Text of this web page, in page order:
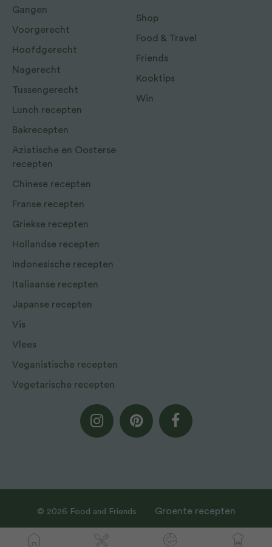
Gangen
Voorgerecht
Hoofdgerecht
Nagerecht
Tussengerecht
Lunch recepten
Bakrecepten
Aziatische en Oosterse
recepten
Chinese recepten
Franse recepten
Griekse recepten
Hollandse recepten
Indonesische recepten
Italiaanse recepten
Japanse recepten
Vis
Vlees
Veganistische recepten
Vegetarische recepten
Shop
Food & Travel
Friends
Kooktips
Win
© 2026 Food and Friends Groente recepten